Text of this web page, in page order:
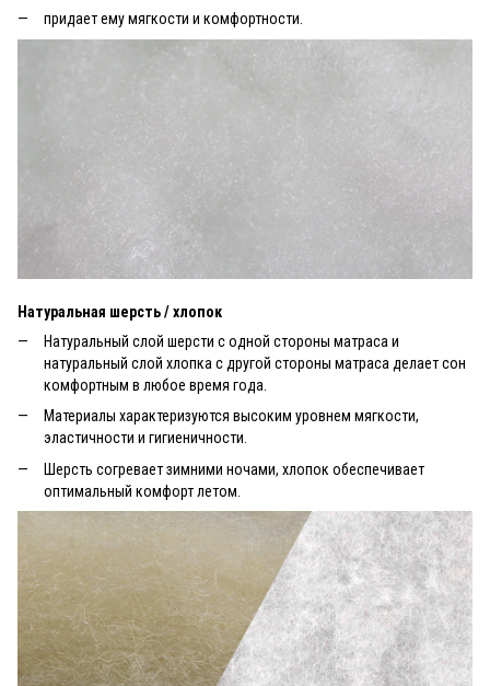
придает ему мягкости и комфортности.
Натуральная шерсть / хлопок
Натуральный слой шерсти с одной стороны матраса и
натуральный слой хлопка с другой стороны матраса делает сон
комфортным в любое время года.
Материалы характеризуются высоким уровнем мягкости,
эластичности и гигиеничности.
Шерсть согревает зимними ночами, хлопок обеспечивает
оптимальный комфорт летом.